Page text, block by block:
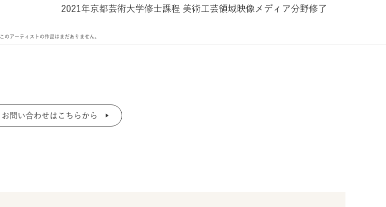
2021年京都芸術大学修士課程 美術工芸領域映像メディア分野修了
このアーティストの作品はまだありません。
お問い合わせはこちらから